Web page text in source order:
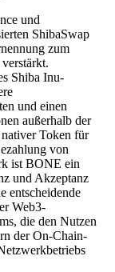
und
ShibaSwap
zum
Shiba Inu-
und einen
außerhalb der
Token für
von
ist BONE ein
und Akzeptanz
entscheidende
Web3-
die den Nutzen
der On-Chain-